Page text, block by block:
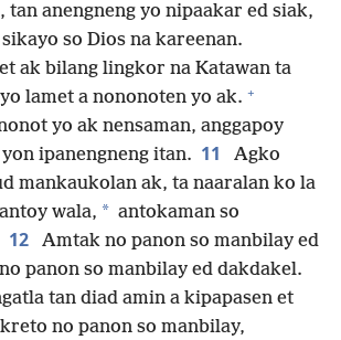
tan anengneng yo nipaakar ed siak,
so Dios na kareenan.
ak bilang lingkor na Katawan ta
lamet a nononoten yo ak. +
yo ak nensaman, anggapoy
ipanengneng itan. 11
Agko
mankaukolan ak, ta naaralan ko la
wala, * antokaman so
12
Amtak no panon so manbilay ed
panon so manbilay ed dakdakel.
tan diad amin a kipapasen et
no panon so manbilay,